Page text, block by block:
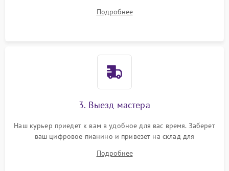
Подробнее
3. Выезд мастера
Наш курьер приедет к вам в удобное для вас время. Заберет
ваш цифровое пианино и привезет на склад для
Подробнее